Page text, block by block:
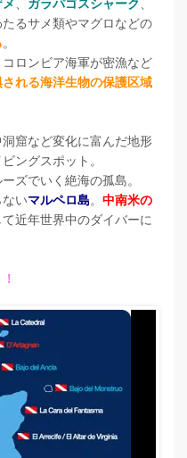
ガラパゴスシャーク
るサメ類やマグロなどの
。
ロンビア海軍が密漁など
れる海洋生物の保護区域
窟など変化に富んだ地形
ングスポット。
ズでいく絶海の孤島。
いマルペロ島。 中南米の
て近年世界中のダイバーに